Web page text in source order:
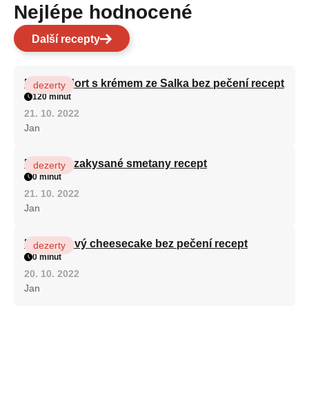
Nejlépe hodnocené
Další recepty
Patrový dort s krémem ze Salka bez pečení recept
dezerty
120 minut
21. 10. 2022
Jan
Fánky ze zakysané smetany recept
dezerty
0 minut
21. 10. 2022
Jan
Karamelový cheesecake bez pečení recept
dezerty
0 minut
20. 10. 2022
Jan